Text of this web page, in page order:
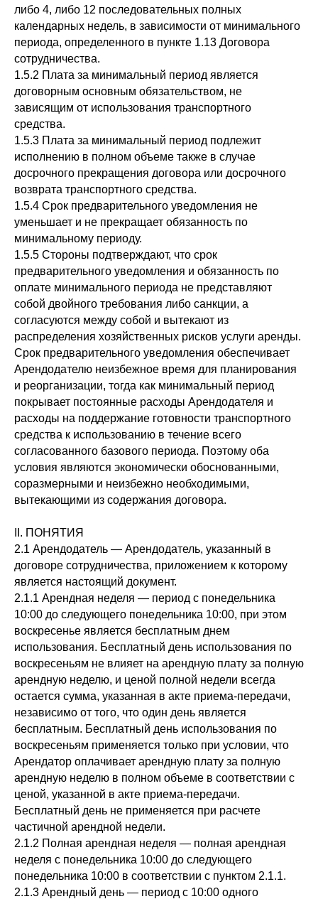
либо 4, либо 12 последовательных полных
календарных недель, в зависимости от минимального
периода, определенного в пункте 1.13 Договора
сотрудничества.
1.5.2 Плата за минимальный период является
договорным основным обязательством, не
зависящим от использования транспортного
средства.
1.5.3 Плата за минимальный период подлежит
исполнению в полном объеме также в случае
досрочного прекращения договора или досрочного
возврата транспортного средства.
1.5.4 Срок предварительного уведомления не
уменьшает и не прекращает обязанность по
минимальному периоду.
1.5.5 Стороны подтверждают, что срок
предварительного уведомления и обязанность по
оплате минимального периода не представляют
собой двойного требования либо санкции, а
согласуются между собой и вытекают из
распределения хозяйственных рисков услуги аренды.
Срок предварительного уведомления обеспечивает
Арендодателю неизбежное время для планирования
и реорганизации, тогда как минимальный период
покрывает постоянные расходы Арендодателя и
расходы на поддержание готовности транспортного
средства к использованию в течение всего
согласованного базового периода. Поэтому оба
условия являются экономически обоснованными,
соразмерными и неизбежно необходимыми,
вытекающими из содержания договора.
II. ПОНЯТИЯ
2.1 Арендодатель — Арендодатель, указанный в
договоре сотрудничества, приложением к которому
является настоящий документ.
2.1.1 Арендная неделя — период с понедельника
10:00 до следующего понедельника 10:00, при этом
воскресенье является бесплатным днем
использования. Бесплатный день использования по
воскресеньям не влияет на арендную плату за полную
арендную неделю, и ценой полной недели всегда
остается сумма, указанная в акте приема-передачи,
независимо от того, что один день является
бесплатным. Бесплатный день использования по
воскресеньям применяется только при условии, что
Арендатор оплачивает арендную плату за полную
арендную неделю в полном объеме в соответствии с
ценой, указанной в акте приема-передачи.
Бесплатный день не применяется при расчете
частичной арендной недели.
2.1.2 Полная арендная неделя — полная арендная
неделя с понедельника 10:00 до следующего
понедельника 10:00 в соответствии с пунктом 2.1.1.
2.1.3 Арендный день — период с 10:00 одного